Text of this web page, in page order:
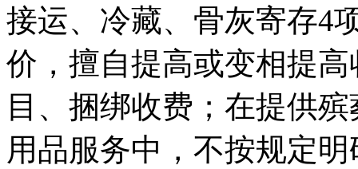
接运、冷藏、骨灰寄存4
价，擅自提高或变相提
目、捆绑收费；在提供
用品服务中，不按规定